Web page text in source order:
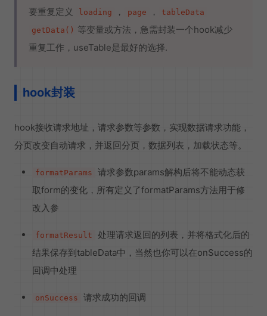
要重复定义
loading ， page ，
tableData
getData() 等变量或方法，急需封装一个hook减少
重复工作，useTable是最好的选择.
hook封装
hook接收请求地址，请求参数等参数，实现数据请求功能，
分页改变自动请求，并返回分页，数据列表，加载状态等。
formatParams
请求参数params解构后将不能动态获
取form的变化，所有定义了formatParams方法用于修
改入参
formatResult
处理请求返回的列表，并将格式化后的
结果保存到tableData中，当然也你可以在onSuccess的
回调中处理
onSuccess 请求成功的回调